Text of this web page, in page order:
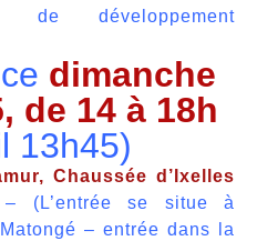
de développement
dimanche
de 14 à 18h
13h45)
Chaussée d’Ixelles
– (L’entrée se situe à
– entrée dans la